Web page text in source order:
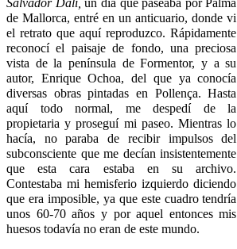
Salvador Dalí, un día que paseaba por Palma
de Mallorca, entré en un anticuario, donde vi
el retrato que aquí reproduzco. Rápidamente
reconocí el paisaje de fondo, una preciosa
vista de la península de Formentor, y a su
autor, Enrique Ochoa, del que ya conocía
diversas obras pintadas en Pollença. Hasta
aquí todo normal, me despedí de la
propietaria y proseguí mi paseo. Mientras lo
hacía, no paraba de recibir impulsos del
subconsciente que me decían insistentemente
que esta cara estaba en su archivo.
Contestaba mi hemisferio izquierdo diciendo
que era imposible, ya que este cuadro tendría
unos 60-70 años y por aquel entonces mis
huesos todavía no eran de este mundo.